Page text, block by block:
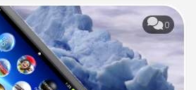
0